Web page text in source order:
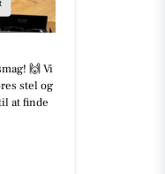
🙌 Vi
stel og
at finde